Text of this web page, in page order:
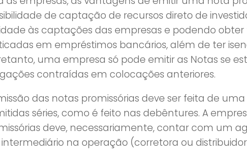
de captação de recursos direto de
às captações das empresas e podendo obter
em empréstimos bancários, além de ter
uma empresa só pode emitir as Notas se
contraídas em colocações anteriores.
das notas promissórias deve ser feita de uma
séries, como é feito nas debêntures. A
deve, necessariamente, contar com um
na operação (corretora ou